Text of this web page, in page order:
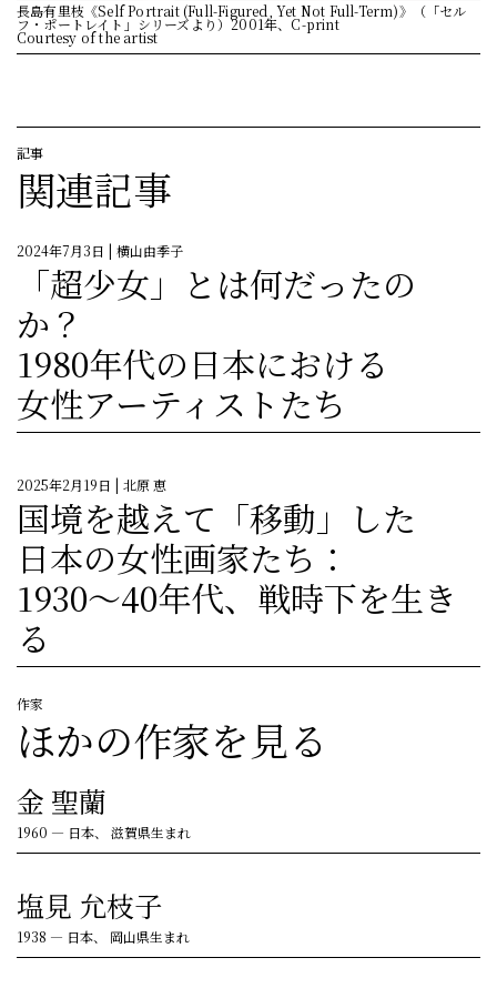
長島有里枝《Self Portrait (Full-Figured, Yet Not Full-Term)》（「セル
フ・ポートレイト」シリーズより）2001年、C-print
Courtesy of the artist
記事
関連記事
2024年7月3日 | 横山由季子
「超少女」とは何だったの
か？
1980年代の日本における
女性アーティストたち
2025年2月19日 | 北原 恵
国境を越えて「移動」した
日本の女性画家たち：
1930～40年代、戦時下を生き
る
作家
ほかの作家を見る
金 聖蘭
1960 — 日本、 滋賀県生まれ
塩見 允枝子
1938 — 日本、 岡山県生まれ